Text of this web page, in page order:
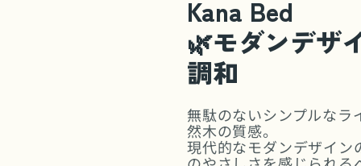
Kana Bed
🌿モダンデザ
調和
無駄のないシンプルなラ
然木の質感。
現代的なモダンデザイン